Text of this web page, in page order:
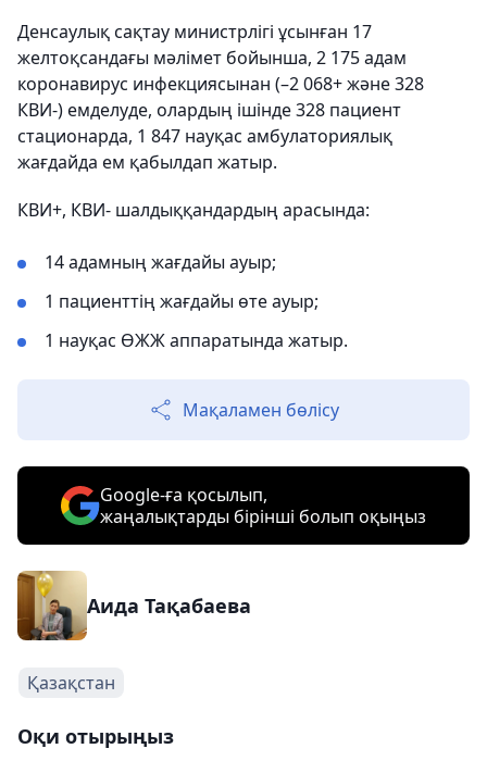
Денсаулық сақтау министрлігі ұсынған 17
желтоқсандағы мәлімет бойынша, 2 175 адам
коронавирус инфекциясынан (–2 068+ және 328
КВИ-) емделуде, олардың ішінде 328 пациент
стационарда, 1 847 науқас амбулаториялық
жағдайда ем қабылдап жатыр.
КВИ+, КВИ- шалдыққандардың арасында:
14 адамның жағдайы ауыр;
1 пациенттің жағдайы өте ауыр;
1 науқас ӨЖЖ аппаратында жатыр.
Мақаламен бөлісу
Google-ға қосылып,
жаңалықтарды бірінші болып оқыңыз
Аида Тақабаева
Қазақстан
Оқи отырыңыз